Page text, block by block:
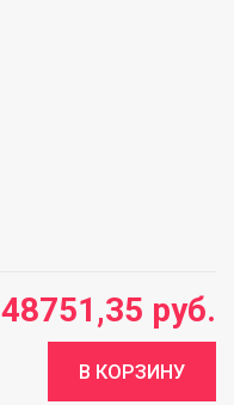
48751,35 руб.